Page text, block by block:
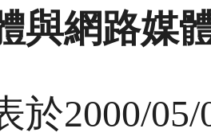
與網路媒
於2000/05/